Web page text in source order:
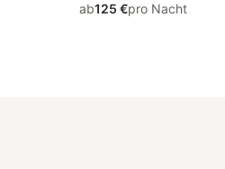
ab125 €pro Nacht